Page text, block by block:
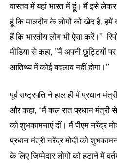
वास्तव में यहां भारत में हूं। मैं इसे
हूं कि मालदीव के लोगों को खेद है,
हैं कि भारतीय लोग भी ऐसा करें।”
मीडिया से कहा, ”मैं अपनी छुट्टियों
आतिथ्य में कोई बदलाव नहीं होगा।”
पूर्व राष्ट्रपति ने हाल ही में प्रधान
और कहा, “मैं कल रात प्रधान मंत्री से
को शुभकामनाएं दीं। मैं पीएम नरेंद्र
प्रधान मंत्री नरेंद्र मोदी को
के लिए जिम्मेदार लोगों को हटाने में